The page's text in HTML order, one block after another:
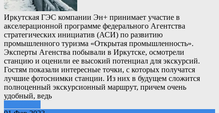
Иркутская ГЭС компании Эн+ принимает участие в
акселерационной программе федерального Агентства
стратегических инициатив (АСИ) по развитию
промышленного туризма «Открытая промышленность».
Эксперты Агенства побывали в Иркутске, осмотрели
станцию и оценили ее высокий потенциал для экскурсий.
Гостям показали интересные точки, с которых получатся
лучшие фотоснимки станции. Из них в будущем сложится
полноценный экскурсионный маршрут, причем очень
удобный, ведь